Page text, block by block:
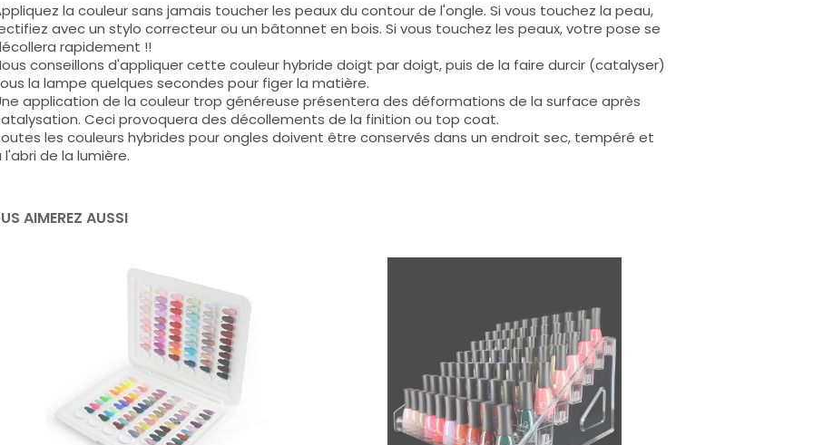
la couleur sans jamais toucher les peaux du contour de l'ongle. Si vous touchez la peau,
avec un stylo correcteur ou un bâtonnet en bois. Si vous touchez les peaux, votre pose se
rapidement !!
conseillons d'appliquer cette couleur hybride doigt par doigt, puis de la faire durcir (catalyser)
la lampe quelques secondes pour figer la matière.
application de la couleur trop généreuse présentera des déformations de la surface après
Ceci provoquera des décollements de la finition ou top coat.
les couleurs hybrides pour ongles doivent être conservés dans un endroit sec, tempéré et
l'abri de la lumière.
AIMEREZ AUSSI